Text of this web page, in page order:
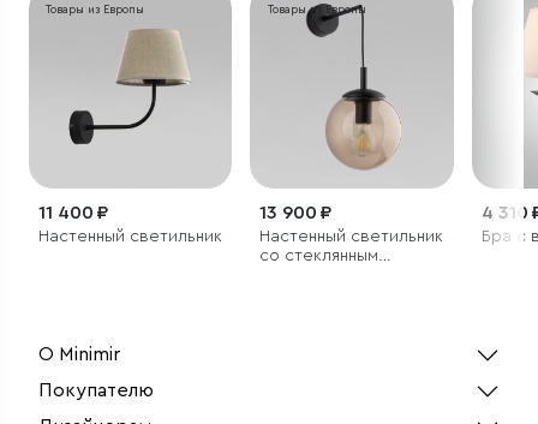
Товары из Европы
11 400 ₽
Настенный светильник
Товары из Европы
13 900 ₽
Настенный светильник
со стеклянным
4 310
Бра с
О Minimir
Покупателю